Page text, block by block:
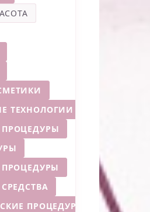
ТЕХНОЛОГИИ
ПРОЦЕДУРЫ